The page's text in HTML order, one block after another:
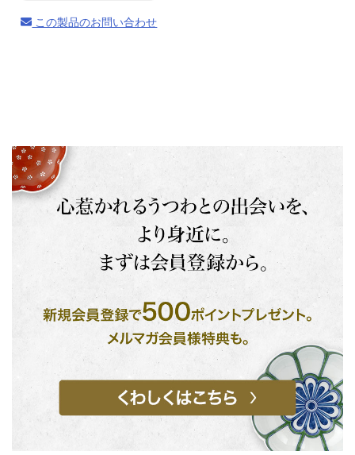
お買い物を続ける カートへ進む
この製品のお問い合わせ